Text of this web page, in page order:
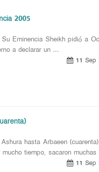
2005
Eminencia Sheikh pidió a
a declarar un ...
11
hasta Arbaeen
tiempo, sacaron
11